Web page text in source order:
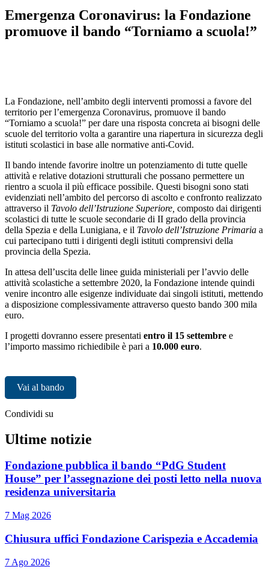
Emergenza Coronavirus: la Fondazione
promuove il bando “Torniamo a scuola!”
La Fondazione, nell’ambito degli interventi promossi a favore del
territorio per l’emergenza Coronavirus, promuove il bando
“Torniamo a scuola!” per dare una risposta concreta ai bisogni delle
scuole del territorio volta a garantire una riapertura in sicurezza degli
istituti scolastici in base alle normative anti-Covid.
Il bando intende favorire inoltre un potenziamento di tutte quelle
attività e relative dotazioni strutturali che possano permettere un
rientro a scuola il più efficace possibile. Questi bisogni sono stati
evidenziati nell’ambito del percorso di ascolto e confronto realizzato
attraverso il Tavolo dell’Istruzione Superiore, composto dai dirigenti
scolastici di tutte le scuole secondarie di II grado della provincia
della Spezia e della Lunigiana, e il Tavolo dell’Istruzione Primaria a
cui partecipano tutti i dirigenti degli istituti comprensivi della
provincia della Spezia.
In attesa dell’uscita delle linee guida ministeriali per l’avvio delle
attività scolastiche a settembre 2020, la Fondazione intende quindi
venire incontro alle esigenze individuate dai singoli istituti, mettendo
a disposizione complessivamente attraverso questo bando 300 mila
euro.
I progetti dovranno essere presentati entro il 15 settembre e
l’importo massimo richiedibile è pari a 10.000 euro.
Vai al bando
Condividi su
Ultime notizie
Fondazione pubblica il bando “PdG Student
House” per l’assegnazione dei posti letto nella nuova
residenza universitaria
7 Mag 2026
Chiusura uffici Fondazione Carispezia e Accademia
7 Ago 2026